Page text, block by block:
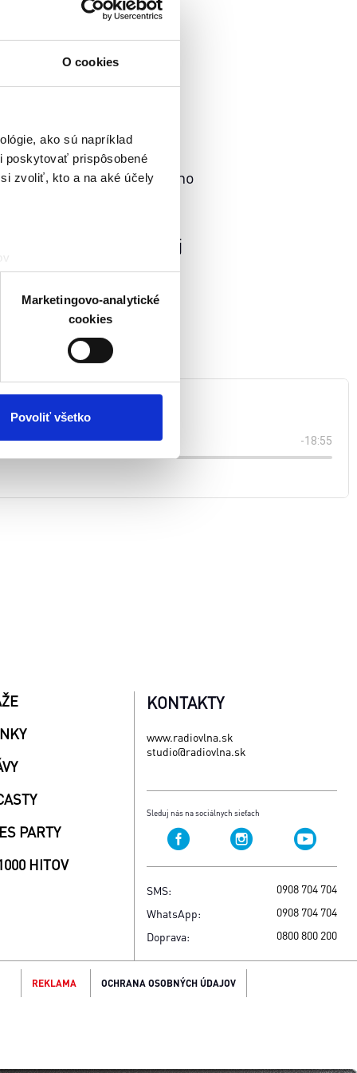
O cookies
ako sú napríklad
poskytovať prispôsobené
zvoliť, kto a na aké účely
prstov).
. Súhlas môžete
a marketingovo-
súkromia. Odvolanie
Viac informácií o
Marketingovo-analytické
cookies
Povoliť všetko
filmovej hudby. Ich
Spencer či populárneho
nakrúcania vznikol aj
hitparád v mnohých
PARTY
HITOV
KONTAKTY
www.radiovlna.sk
studio@radiovlna.sk
Sleduj nás na sociálnych sieťach
SMS:
0908 704 704
WhatsApp:
0908 704 704
Doprava:
0800 800 200
REKLAMA OCHRANA OSOBNÝCH ÚDAJOV